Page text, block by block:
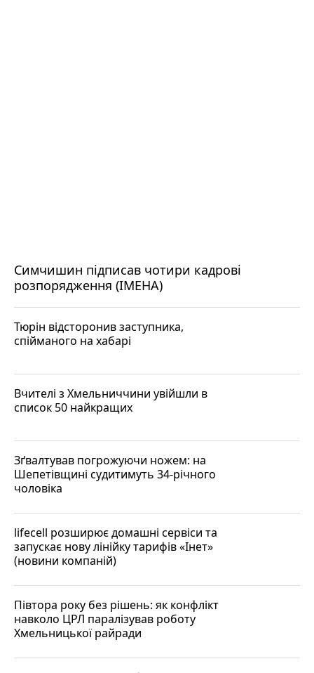
Симчишин підписав чотири кадрові
розпорядження (ІМЕНА)
Тюрін відсторонив заступника,
спійманого на хабарі
Вчителі з Хмельниччини увійшли в
список 50 найкращих
Зґвалтував погрожуючи ножем: на
Шепетівщині судитимуть 34-річного
чоловіка
lifecell розширює домашні сервіси та
запускає нову лінійку тарифів «Інет»
(новини компаній)
Півтора року без рішень: як конфлікт
навколо ЦРЛ паралізував роботу
Хмельницької райради